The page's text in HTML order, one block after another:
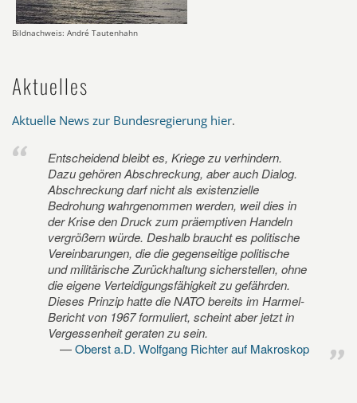
Bildnachweis: André Tautenhahn
Aktuelles
Aktuelle News zur Bundesregierung hier.
Entscheidend bleibt es, Kriege zu verhindern.
Dazu gehören Abschreckung, aber auch Dialog.
Abschreckung darf nicht als existenzielle
Bedrohung wahrgenommen werden, weil dies in
der Krise den Druck zum präemptiven Handeln
vergrößern würde. Deshalb braucht es politische
Vereinbarungen, die die gegenseitige politische
und militärische Zurückhaltung sicherstellen, ohne
die eigene Verteidigungsfähigkeit zu gefährden.
Dieses Prinzip hatte die NATO bereits im Harmel-
Bericht von 1967 formuliert, scheint aber jetzt in
Vergessenheit geraten zu sein.
Oberst a.D. Wolfgang Richter auf Makroskop